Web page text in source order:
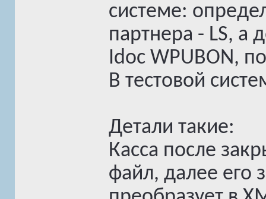
системе:
партнера - LS, а
Idoc WPUBON,
В тестовой
Детали такие:
Касса после
файл, далее его